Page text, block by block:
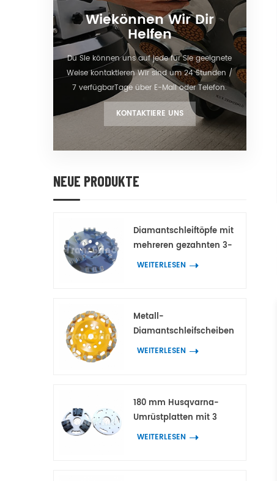
Wiekönnen Wir Dir
Helfen
Du Sie können uns auf jede für Sie geeignete
Weise kontaktieren Wir sind um 24 Stunden /
7 verfügbarTage über E-Mail oder Telefon.
KONTAKTIERE UNS
NEUE PRODUKTE
Diamantschleiftöpfe mit
mehreren gezahnten 3-
Spitzen-Doppelzahn-
WEITERLESEN
Metall-
Diamantschleifscheiben
mit bogenförmigen
WEITERLESEN
180 mm Husqvarna-
Umrüstplatten mit 3
Adaptern für HTC- und
WEITERLESEN